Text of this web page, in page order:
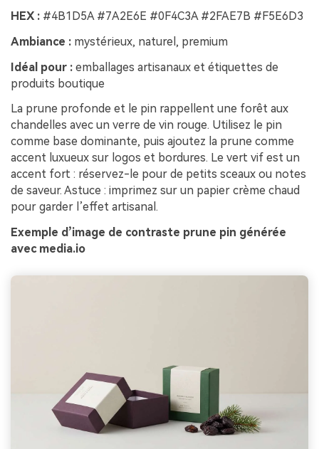
HEX : #4B1D5A #7A2E6E #0F4C3A #2FAE7B #F5E6D3
Ambiance : mystérieux, naturel, premium
Idéal pour : emballages artisanaux et étiquettes de
produits boutique
La prune profonde et le pin rappellent une forêt aux
chandelles avec un verre de vin rouge. Utilisez le pin
comme base dominante, puis ajoutez la prune comme
accent luxueux sur logos et bordures. Le vert vif est un
accent fort : réservez-le pour de petits sceaux ou notes
de saveur. Astuce : imprimez sur un papier crème chaud
pour garder l’effet artisanal.
Exemple d’image de contraste prune pin générée
avec media.io